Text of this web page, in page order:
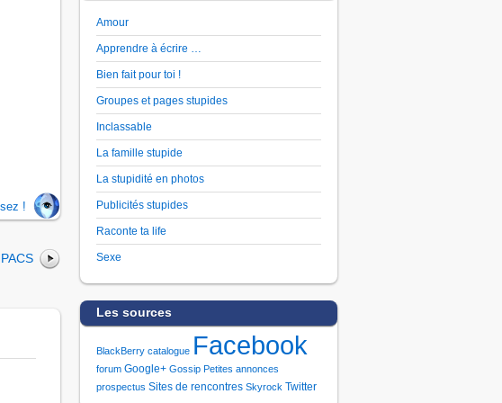
!
Amour
Apprendre à écrire …
Bien fait pour toi !
Groupes et pages stupides
Inclassable
La famille stupide
La stupidité en photos
Publicités stupides
Raconte ta life
Sexe
Les sources
BlackBerry catalogue Facebook
forum Google+ Gossip Petites annonces
prospectus Sites de rencontres Skyrock Twitter